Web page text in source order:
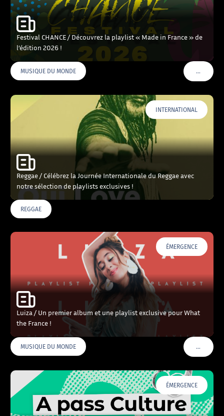
Festival CHANCE / Découvrez la playlist « Made in France » de
l’édition 2026 !
MUSIQUE DU MONDE …VOIR
INTERNATIONAL
Reggae / Célébrez la Journée Internationale du Reggae avec
notre sélection de playlists exclusives !
REGGAE
ÉMERGENCE
Luiza / Un premier album et une playlist exclusive pour What
the France !
MUSIQUE DU MONDE …VOIR
ÉMERGENCE